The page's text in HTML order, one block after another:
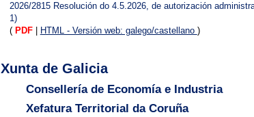
2026/2815 Resolución do 4.5.2026, de autorización
1)
( PDF HTML - Versión web: galego/castellano )
Xunta de Galicia
Consellería de Economía e Industria
Xefatura Territorial da Coruña